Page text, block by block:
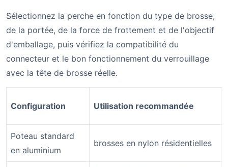
Sélectionnez la perche en fonction du type de brosse,
de la portée, de la force de frottement et de l'objectif
d'emballage, puis vérifiez la compatibilité du
connecteur et le bon fonctionnement du verrouillage
avec la tête de brosse réelle.
Configuration Utilisation recommandée
Poteau standard
en aluminium
brosses en nylon résidentielles